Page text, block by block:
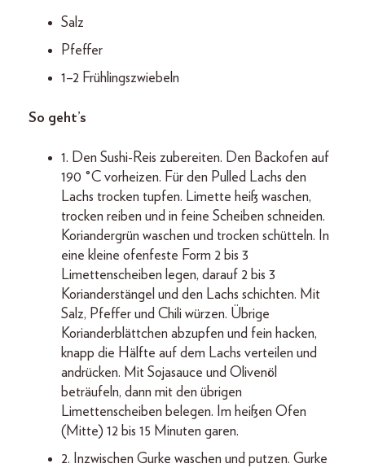
Salz
Pfeffer
1–2 Frühlingszwiebeln
So geht’s
1. Den Sushi-Reis zubereiten. Den Backofen auf
190 °C vorheizen. Für den Pulled Lachs den
Lachs trocken tupfen. Limette heiß waschen,
trocken reiben und in feine Scheiben schneiden.
Koriandergrün waschen und trocken schütteln. In
eine kleine ofenfeste Form 2 bis 3
Limettenscheiben legen, darauf 2 bis 3
Korianderstängel und den Lachs schichten. Mit
Salz, Pfeffer und Chili würzen. Übrige
Korianderblättchen abzupfen und fein hacken,
knapp die Hälfte auf dem Lachs verteilen und
andrücken. Mit Sojasauce und Olivenöl
beträufeln, dann mit den übrigen
Limettenscheiben belegen. Im heißen Ofen
(Mitte) 12 bis 15 Minuten garen.
2. Inzwischen Gurke waschen und putzen. Gurke